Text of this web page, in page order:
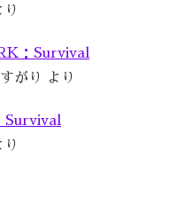
り
：Survival
がり より
Survival
り